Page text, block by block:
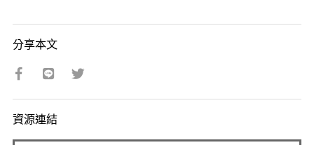
分享本文
資源連結